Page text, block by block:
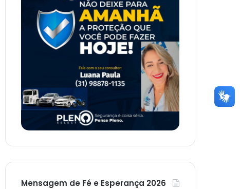
Mensagem de Fé e Esperança 2026